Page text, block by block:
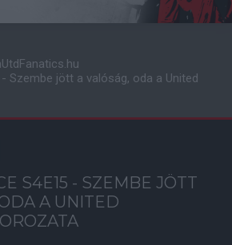
Szembe jött a valóság, oda a United
S4E15 - SZEMBE JÖTT
A UNITED